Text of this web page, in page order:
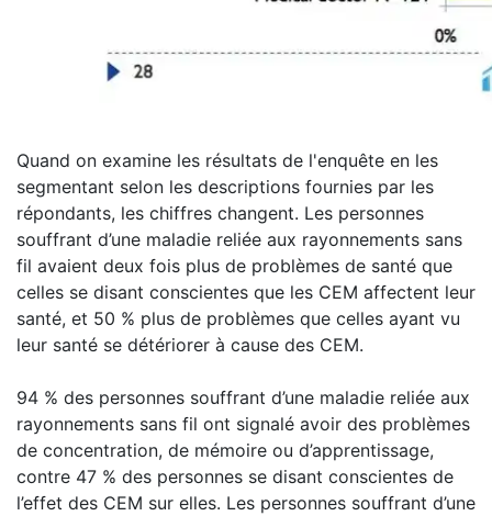
Quand on examine les résultats de l'enquête en les
segmentant selon les descriptions fournies par les
répondants, les chiffres changent. Les personnes
souffrant d’une maladie reliée aux rayonnements sans
fil avaient deux fois plus de problèmes de santé que
celles se disant conscientes que les CEM affectent leur
santé, et 50 % plus de problèmes que celles ayant vu
leur santé se détériorer à cause des CEM.
94 % des personnes souffrant d’une maladie reliée aux
rayonnements sans fil ont signalé avoir des problèmes
de concentration, de mémoire ou d’apprentissage,
contre 47 % des personnes se disant conscientes de
l’effet des CEM sur elles. Les personnes souffrant d’une